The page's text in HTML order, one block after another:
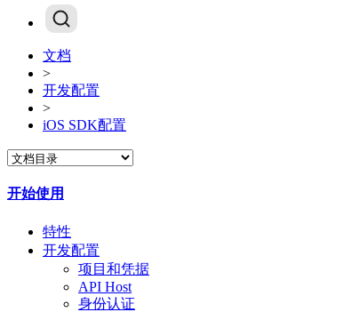
文档
>
开发配置
>
iOS SDK配置
开始使用
特性
开发配置
项目和凭据
API Host
身份认证